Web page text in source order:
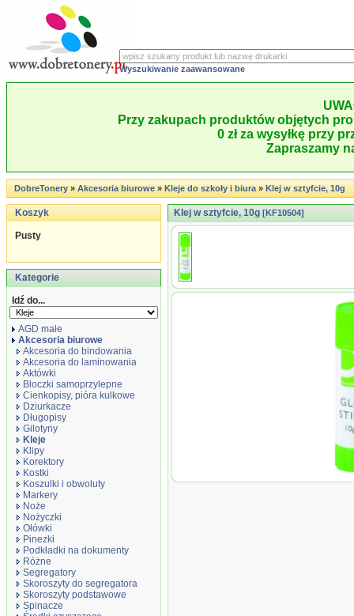
Wyszukiwanie zaawansowane
Przy zakupach produktów objętych
0 zł za wysyłkę przy
Zapraszamy
DobreTonery»Akcesoria biurowe»Kleje do szkoły i biura»Klej w sztyfcie, 10g
Koszyk
Pusty
Kategorie
Idź do...
AGD małe
Akcesoria biurowe
Akcesoria do bindowania
Akcesoria do laminowania
Aktówki
Bloczki samoprzylepne
Cienkopisy, pióra kulkowe
Dziurkacze
Długopisy
Gilotyny
Kleje
Klipy
Korektory
Kostki
Koszulki i obwoluty
Markery
Noże
Nożyczki
Ołówki
Pinezki
Podkładki na dokumenty
Różne
Segregatory
Skoroszyty do segregatora
Skoroszyty podstawowe
Spinacze
Klej w sztyfcie, 10g [KF10504]
Klej